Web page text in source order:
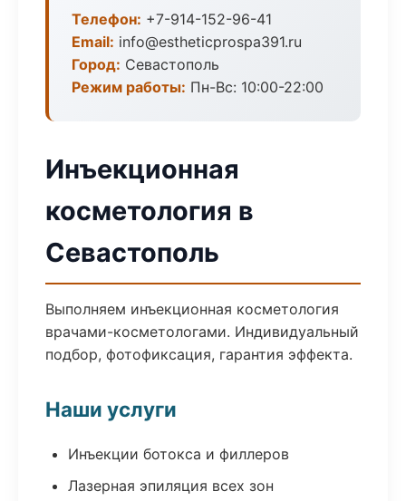
Телефон: +7-914-152-96-41
Email: info@estheticprospa391.ru
Город: Севастополь
Режим работы: Пн-Вс: 10:00-22:00
Инъекционная
косметология в
Севастополь
Выполняем инъекционная косметология
врачами-косметологами. Индивидуальный
подбор, фотофиксация, гарантия эффекта.
Наши услуги
Инъекции ботокса и филлеров
Лазерная эпиляция всех зон